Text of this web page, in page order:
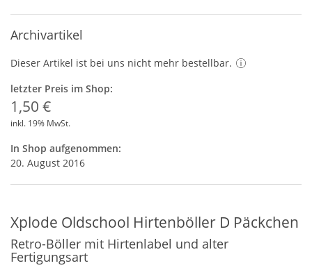
Archivartikel
Dieser Artikel ist bei uns nicht mehr bestellbar.
letzter Preis im Shop:
1,50 €
inkl. 19% MwSt.
In Shop aufgenommen:
20. August 2016
Xplode Oldschool Hirtenböller D Päckchen
Retro-Böller mit Hirtenlabel und alter
Fertigungsart